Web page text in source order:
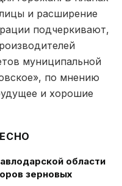
и расширение
подчеркивают,
муниципальной
по мнению
и хорошие
области
зерновых